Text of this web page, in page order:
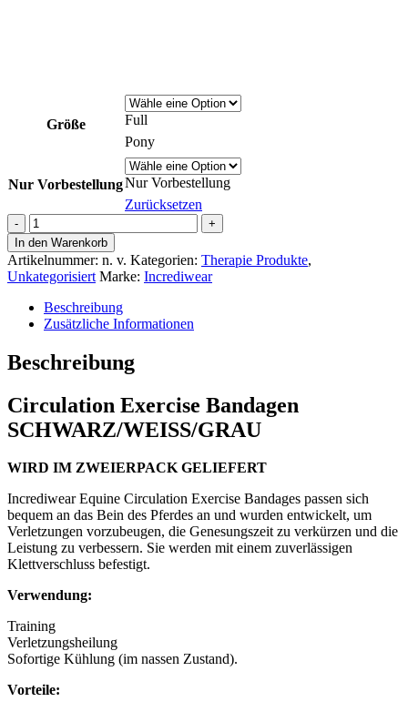
Größe
Full
Pony
Nur VorbestellungNur Vorbestellung
Zurücksetzen
Incrediwear
Equine
Circulation
Exercise
Bandages
Menge
In den Warenkorb
Artikelnummer: n. v. Kategorien: Therapie Produkte,
Unkategorisiert Marke: Incrediwear
Beschreibung
Zusätzliche Informationen
Beschreibung
Circulation Exercise Bandagen
SCHWARZ/WEISS/GRAU
WIRD IM ZWEIERPACK GELIEFERT
Incrediwear Equine Circulation Exercise Bandages passen sich
bequem an das Bein des Pferdes an und wurden entwickelt, um
Verletzungen vorzubeugen, die Genesungszeit zu verkürzen und die
Leistung zu verbessern. Sie werden mit einem zuverlässigen
Klettverschluss befestigt.
Verwendung:
Training
Verletzungsheilung
Sofortige Kühlung (im nassen Zustand).
Vorteile: